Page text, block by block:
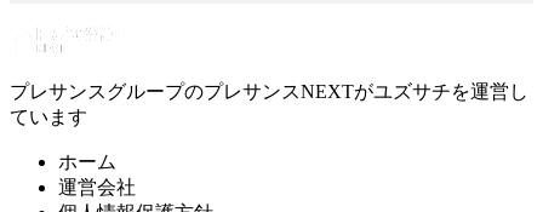
プレサンスグループのプレサンスNEXTがユズサチを運営し
ています
ホーム
運営会社